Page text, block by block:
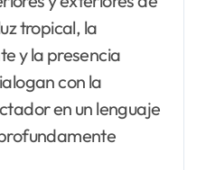
tropical, la
y la presencia
con la
en un lenguaje